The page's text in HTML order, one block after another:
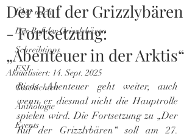
Über mich
Der Ruf der Grizzlybären
Schreibtipps
FSJ
Geschichten
Anthologie
Events
Der Ruf der Grizzlybären
- Fortsetzung:
„Abenteuer in der Arktis“
Aktualisiert: 14. Sept. 2025
Ricos Abenteuer geht weiter, auch
wenn er diesmal nicht die Hauptrolle
spielen wird. Die Fortsetzung zu „Der
Ruf der Grizzlybären“ soll am 27.